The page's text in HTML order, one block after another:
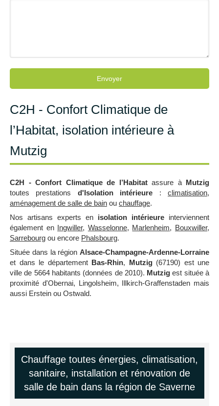
Envoyer
C2H - Confort Climatique de
l’Habitat, isolation intérieure à
Mutzig
C2H - Confort Climatique de l’Habitatassure à Mutzig
toutes prestations d'Isolation intérieure :climatisation,
aménagement de salle de bain ou chauffage.
Nos artisans experts en isolation intérieure interviennent
également en Ingwiller, Wasselonne, Marlenheim, Bouxwiller,
Sarrebourg ou encore Phalsbourg.
Située dans la région Alsace-Champagne-Ardenne-Lorraine
et dans le département Bas-Rhin, Mutzig(67190) est une
ville de 5664 habitants (données de 2010). Mutzig est située à
proximité d'Obernai, Lingolsheim, Illkirch-Graffenstaden mais
aussi Erstein ou Ostwald.
Chauffage toutes énergies, climatisation,
sanitaire, installation et rénovation de
salle de bain dans la région de Saverne